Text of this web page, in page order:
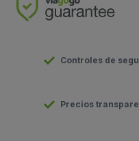
Controles de
Precios